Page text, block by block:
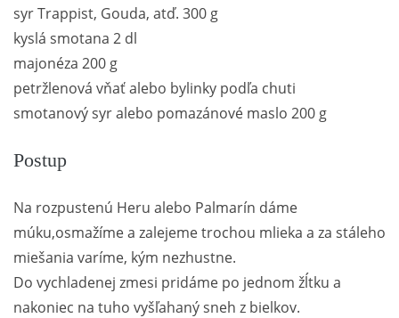
syr Trappist, Gouda, atď. 300 g
kyslá smotana 2 dl
majonéza 200 g
petržlenová vňať alebo bylinky podľa chuti
smotanový syr alebo pomazánové maslo 200 g
Postup
Na rozpustenú Heru alebo Palmarín dáme
múku,osmažíme a zalejeme trochou mlieka a za stáleho
miešania varíme, kým nezhustne.
Do vychladenej zmesi pridáme po jednom žĺtku a
nakoniec na tuho vyšľahaný sneh z bielkov.